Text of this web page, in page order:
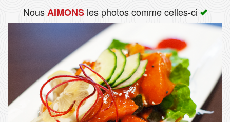
NousAIMONSles photos comme celles-ci